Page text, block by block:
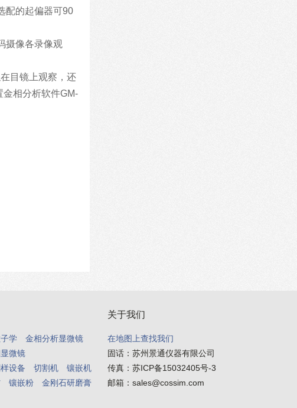
配的起偏器可90
摄像各录像观
目镜上观察，还
相分析软件GM-
学
金相分析显微镜
微镜
设备 切割机
镶嵌机
镶嵌粉
金刚石研磨膏
关于我们
在地图上查找我们
固话： 苏州景通仪器有限公司
传真： 苏ICP备15032405号-3
邮箱： sales@cossim.com